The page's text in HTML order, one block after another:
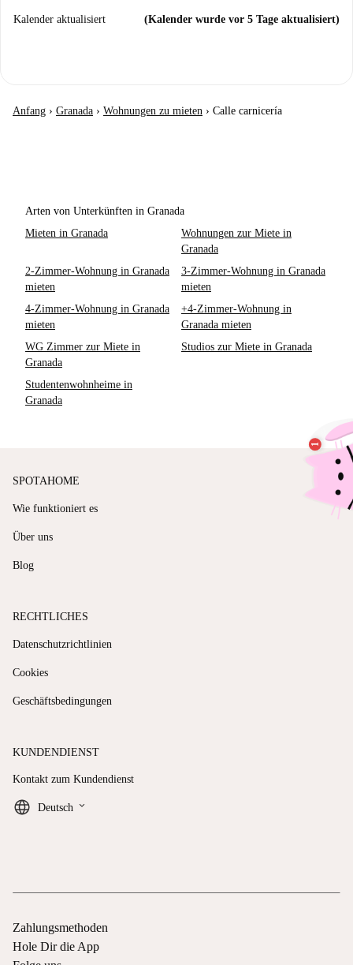
Kalender aktualisiert (Kalender wurde vor 5 Tage aktualisiert)
Anfang › Granada › Wohnungen zu mieten › Calle carnicería
Arten von Unterkünften in Granada
Mieten in Granada
Wohnungen zur Miete in
Granada
2-Zimmer-Wohnung in Granada
mieten
3-Zimmer-Wohnung in Granada
mieten
4-Zimmer-Wohnung in Granada
mieten
+4-Zimmer-Wohnung in
Granada mieten
WG Zimmer zur Miete in
Granada
Studios zur Miete in Granada
Studentenwohnheime in
Granada
SPOTAHOME
Wie funktioniert es
Über uns
Blog
RECHTLICHES
Datenschutzrichtlinien
Cookies
Geschäftsbedingungen
KUNDENDIENST
Kontakt zum Kundendienst
Deutsch keyboard_arrow_down
Zahlungsmethoden
Hole Dir die App